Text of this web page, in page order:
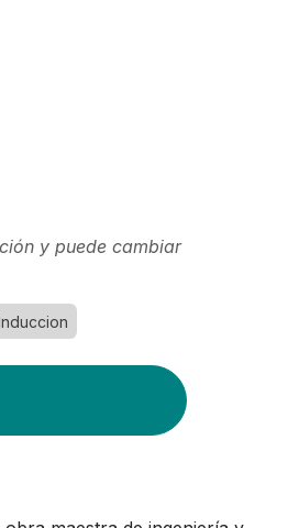
y puede cambiar